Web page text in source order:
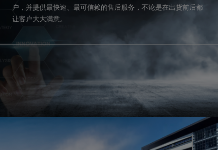
户，并提供最快速、最可信赖的售后服务，不论是在出货前后都
让客户大大满意。